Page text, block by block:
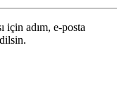
için adım, e-posta